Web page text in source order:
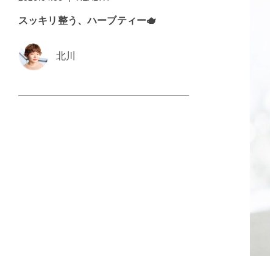
スッキリ整う、ハーブティー🫖
北川